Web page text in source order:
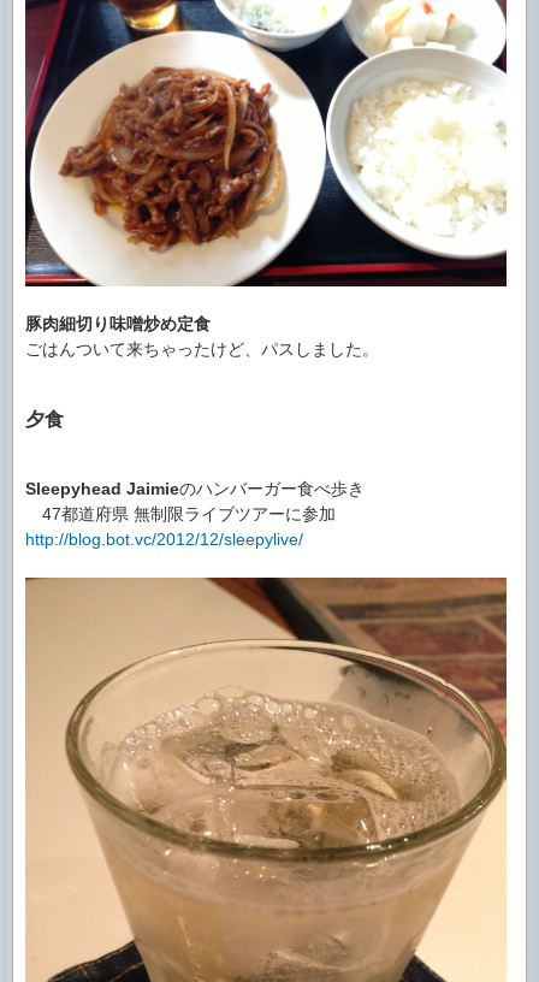
豚肉細切り味噌炒め定食
ごはんついて来ちゃったけど、パスしました。
夕食
Sleepyhead Jaimieのハンバーガー食べ歩き
47都道府県 無制限ライブツアーに参加
http://blog.bot.vc/2012/12/sleepylive/